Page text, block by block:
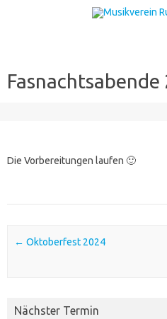
Fasnachtsabende
Die Vorbereitungen laufen 🙂
Post navigation
← Oktoberfest 2024
Nächster Termin